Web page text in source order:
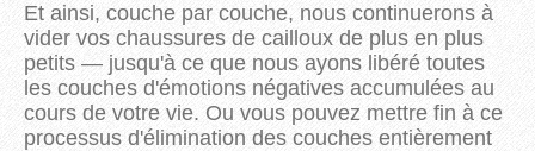
Et ainsi, couche par couche, nous continuerons à
vider vos chaussures de cailloux de plus en plus
petits — jusqu'à ce que nous ayons libéré toutes
les couches d'émotions négatives accumulées au
cours de votre vie. Ou vous pouvez mettre fin à ce
processus d'élimination des couches entièrement